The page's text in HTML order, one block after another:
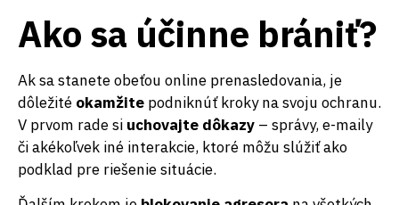
Ako sa účinne brániť?
Ak sa stanete obeťou online prenasledovania, je
dôležité okamžite podniknúť kroky na svoju ochranu.
V prvom rade si uchovajte dôkazy – správy, e-maily
či akékoľvek iné interakcie, ktoré môžu slúžiť ako
podklad pre riešenie situácie.